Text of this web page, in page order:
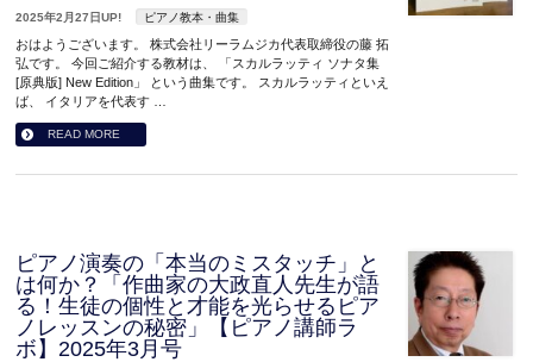
2025年2月27日UP! ピアノ教本・曲集
おはようございます。 株式会社リーラムジカ代表取締役の藤 拓
弘です。 今回ご紹介する教材は、 「スカルラッティ ソナタ集
[原典版] New Edition」 という曲集です。 スカルラッティといえ
ば、 イタリアを代表す …
READ MORE
ピアノ演奏の「本当のミスタッチ」と
は何か？「作曲家の大政直人先生が語
る！生徒の個性と才能を光らせるピア
ノレッスンの秘密」【ピアノ講師ラ
ボ】2025年3月号